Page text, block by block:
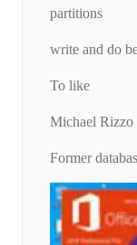
partitions
write and do
To like
Michael Rizzo
Former